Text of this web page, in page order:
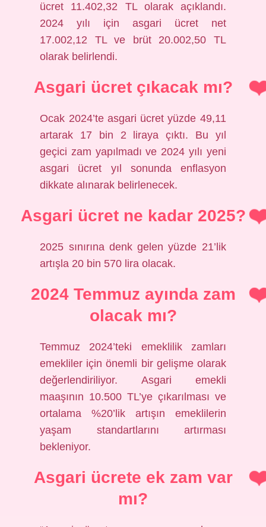
ücret 11.402,32 TL olarak açıklandı.
2024 yılı için asgari ücret net
17.002,12 TL ve brüt 20.002,50 TL
olarak belirlendi.
Asgari ücret çıkacak mı?
Ocak 2024’te asgari ücret yüzde 49,11
artarak 17 bin 2 liraya çıktı. Bu yıl
geçici zam yapılmadı ve 2024 yılı yeni
asgari ücret yıl sonunda enflasyon
dikkate alınarak belirlenecek.
Asgari ücret ne kadar 2025?
2025 sınırına denk gelen yüzde 21’lik
artışla 20 bin 570 lira olacak.
2024 Temmuz ayında zam
olacak mı?
Temmuz 2024’teki emeklilik zamları
emekliler için önemli bir gelişme olarak
değerlendiriliyor. Asgari emekli
maaşının 10.500 TL’ye çıkarılması ve
ortalama %20’lik artışın emeklilerin
yaşam standartlarını artırması
bekleniyor.
Asgari ücrete ek zam var
mı?